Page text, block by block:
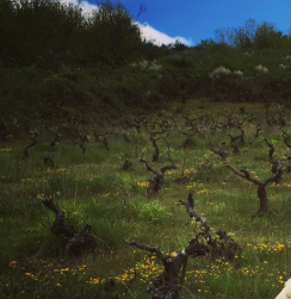
Pasar al contenido principal